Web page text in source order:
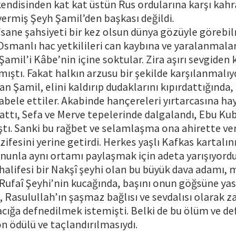
kat kat üstün Rus ordularına karşı
Şeyh Şamil’den başkası değildi.
şahsiyeti bir kez olsun dünya gözüyle
hac yetkilileri can kaybına ve
Kâbe’nin içine soktular. Zira aşırı sevgiden
Fakat halkın arzusu bir şekilde
Şamil, elini kaldırıp dudaklarını
ettiler. Akabinde hançereleri yırtarcasına
Sefa ve Merve tepelerinde dalgalandı, Ebu
Sanki bu rağbet ve selamlaşma ona ahirette
yerine getirdi. Herkes yaşlı Kafkas
aynı ortamı paylaşmak için adeta
bir Nakşî şeyhi olan bu büyük dava adamı,
Şeyhi’nin kucağında, başını onun göğsüne
Rasulullah’ın şaşmaz bağlısı ve sevdalısı
defnedilmek istemişti. Belki de bu ölüm ve
ödülü ve taçlandırılmasıydı.